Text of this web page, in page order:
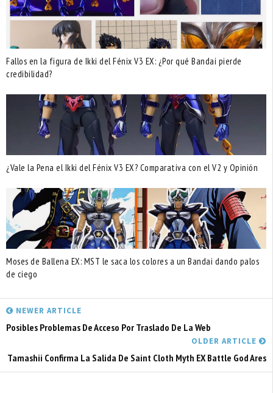
Fallos en la figura de Ikki del Fénix V3 EX: ¿Por qué Bandai pierde
credibilidad?
¿Vale la Pena el Ikki del Fénix V3 EX? Comparativa con el V2 y Opinión
Moses de Ballena EX: MST le saca los colores a un Bandai dando palos
de ciego
NEWER ARTICLE
Posibles Problemas De Acceso Por Traslado De La Web
OLDER ARTICLE
Tamashii Confirma La Salida De Saint Cloth Myth EX Battle God Ares